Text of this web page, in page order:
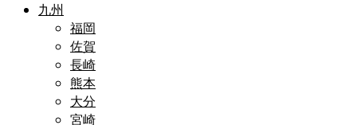
九州
福岡
佐賀
長崎
熊本
大分
宮崎